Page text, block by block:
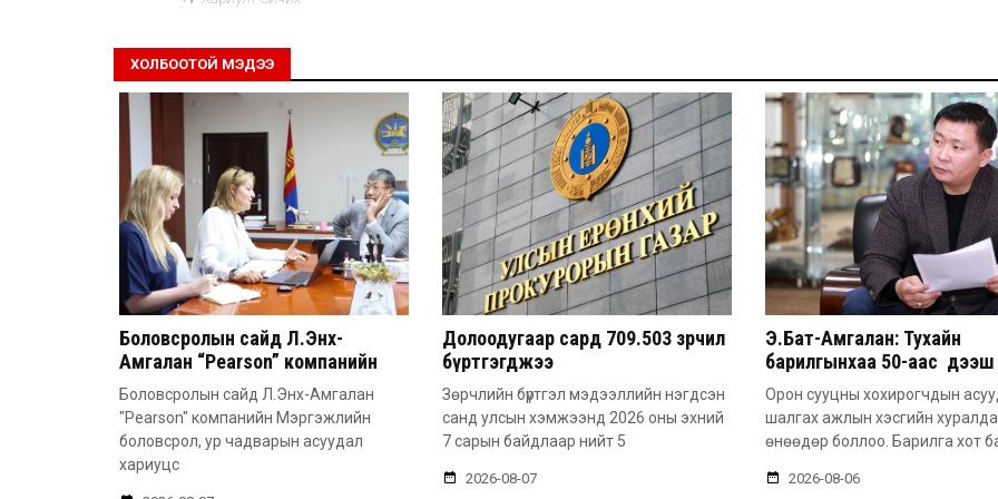
ХОЛБООТОЙ МЭДЭЭ
Боловсролын сайд Л.Энх-
Амгалан “Pearson” компанийн
удирдлагатай уулзлаа
Боловсролын сайд Л.Энх-Амгалан
"Pearson" компанийн Мэргэжлийн
боловсрол, ур чадварын асуудал
хариуцс
Долоодугаар сард 709.503 зөрчил
бүртгэгджээ
Зөрчлийн бүртгэл мэдээллийн нэгдсэн
санд улсын хэмжээнд 2026 оны эхний
7 сарын байдлаар нийт 5
2026-08-07
Э.Бат-Амгалан: Тухайн
барилгынхаа 50-аас дээш
барьсан тохиолдолд
захиалга авдаг болгоно
Орон сууцны хохирогчдын
шалгах ажлын хэсгийн
өнөөдөр боллоо. Барилга хот
2026-08-06